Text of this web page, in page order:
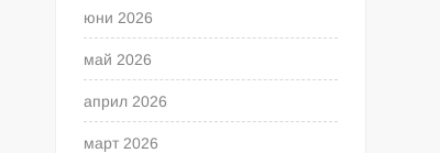
юни 2026
май 2026
април 2026
март 2026